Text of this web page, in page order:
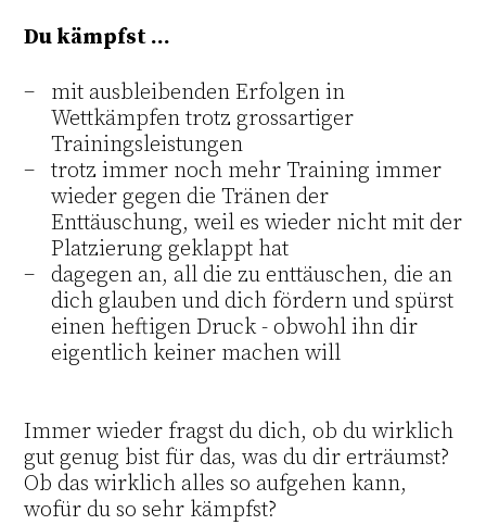
Du kämpfst ...
mit ausbleibenden Erfolgen in
Wettkämpfen trotz grossartiger
Trainingsleistungen
trotz immer noch mehr Training immer
wieder gegen die Tränen der
Enttäuschung, weil es wieder nicht mit der
Platzierung geklappt hat
dagegen an, all die zu enttäuschen, die an
dich glauben und dich fördern und spürst
einen heftigen Druck - obwohl ihn dir
eigentlich keiner machen will
Immer wieder fragst du dich, ob du wirklich
gut genug bist für das, was du dir erträumst?
Ob das wirklich alles so aufgehen kann,
wofür du so sehr kämpfst?